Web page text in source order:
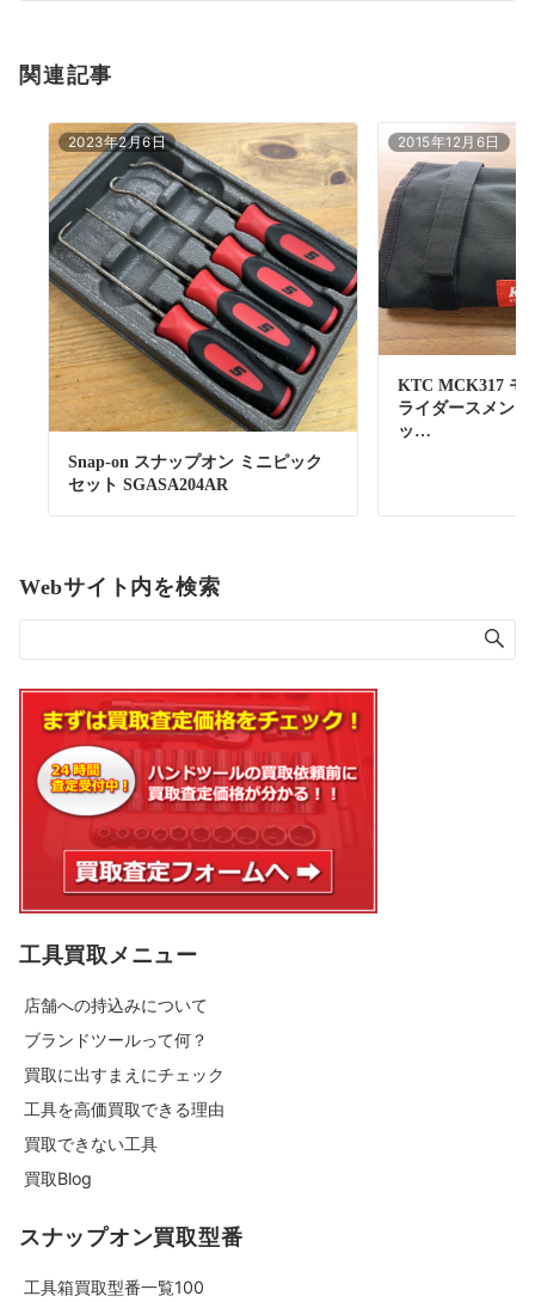
関連記事
2023年2月6日
Snap-on スナップオン ミニピック
セット SGASA204AR
2015年12月6日
KTC MCK317 モ
ライダースメン
ッ…
Webサイト内を検索
工具買取メニュー
店舗への持込みについて
ブランドツールって何？
買取に出すまえにチェック
工具を高価買取できる理由
買取できない工具
買取Blog
スナップオン買取型番
工具箱買取型番一覧100